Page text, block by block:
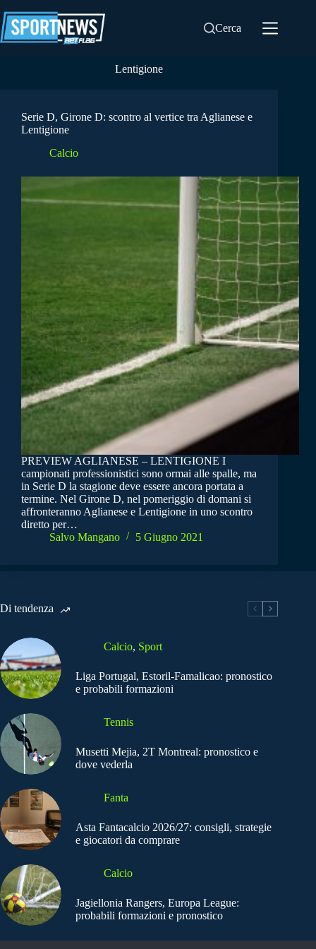
al
contenuto
Cerca
Lentigione
Serie D, Girone D: scontro al vertice tra Aglianese e
Lentigione
Calcio
PREVIEW AGLIANESE – LENTIGIONE I
campionati professionistici sono ormai alle spalle, ma
in Serie D la stagione deve essere ancora portata a
termine. Nel Girone D, nel pomeriggio di domani si
affronteranno Aglianese e Lentigione in uno scontro
diretto per…
Salvo Mangano
5 Giugno 2021
Di tendenza
Calcio, Sport
Liga Portugal, Estoril-Famalicao: pronostico
e probabili formazioni
Tennis
Musetti Mejia, 2T Montreal: pronostico e
dove vederla
Fanta
Asta Fantacalcio 2026/27: consigli, strategie
e giocatori da comprare
Calcio
Jagiellonia Rangers, Europa League:
probabili formazioni e pronostico